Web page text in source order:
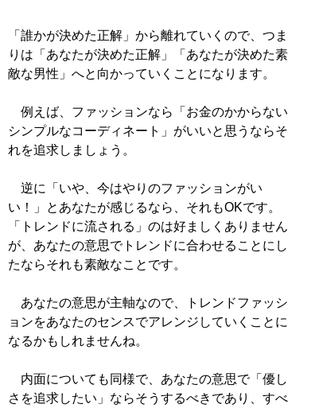
「誰かが決めた正解」から離れていくので、つま
りは「あなたが決めた正解」「あなたが決めた素
敵な男性」へと向かっていくことになります。
例えば、ファッションなら「お金のかからない
シンプルなコーディネート」がいいと思うならそ
れを追求しましょう。
逆に「いや、今はやりのファッションがい
い！」とあなたが感じるなら、それもOKです。
「トレンドに流される」のは好ましくありません
が、あなたの意思でトレンドに合わせることにし
たならそれも素敵なことです。
あなたの意思が主軸なので、トレンドファッシ
ョンをあなたのセンスでアレンジしていくことに
なるかもしれませんね。
内面についても同様で、あなたの意思で「優し
さを追求したい」ならそうするべきであり、すべ